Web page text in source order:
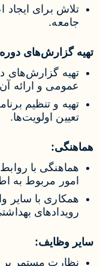
تلاش برای ایجاد
جامعه.
تهیه گزارش‌های
تهیه گزارش‌های
عمومی و ارائه
تهیه و تنظیم
تعیین اولویت‌ها.
هماهنگی:
هماهنگی با
امور مربوط به
همکاری با سایر
رویدادهای
سایر وظایف:
نظارت مستمر بر